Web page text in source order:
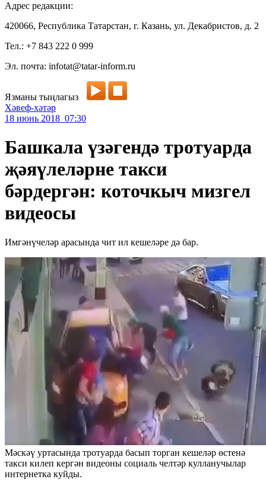
Адрес редакции:
420066, Республика Татарстан, г. Казань, ул. Декабристов, д. 2
Тел.: +7 843 222 0 999
Эл. почта: infotat@tatar-inform.ru
Язманы тыңлагыз
Хәвеф-хәтәр
18 июнь 2018 07:30
Башкала үзәгендә тротуарда
җәяүлеләрне такси
бәрдергән: коточкыч мизгел
видеосы
Имгәнүчеләр арасында чит ил кешеләре дә бар.
Мәскәү уртасында тротуарда басып торган кешеләр өстенә
такси килеп кергән видеоны социаль челтәр кулланучылар
интернетка куйды.